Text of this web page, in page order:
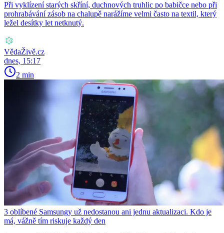
Při vyklízení starých skříní, duchnových truhlic po babičce nebo při
prohrabávání zásob na chalupě narážíme velmi často na textil, který
ležel desítky let netknutý.
VědaŽivě.cz
dnes, 15:17
2 min
3 oblíbené Samsungy už nedostanou ani jednu aktualizaci. Kdo je
má, vážně tím riskuje každý den